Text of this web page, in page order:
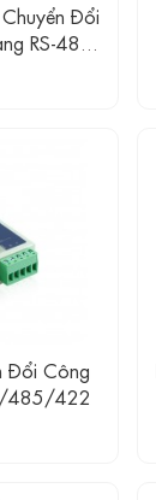
Đổi
RS-485,
Đổi Công
485/422